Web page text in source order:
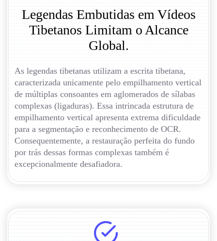
Legendas Embutidas em Vídeos
Tibetanos Limitam o Alcance
Global.
As legendas tibetanas utilizam a escrita tibetana,
caracterizada unicamente pelo empilhamento vertical
de múltiplas consoantes em aglomerados de sílabas
complexas (ligaduras). Essa intrincada estrutura de
empilhamento vertical apresenta extrema dificuldade
para a segmentação e reconhecimento de OCR.
Consequentemente, a restauração perfeita do fundo
por trás dessas formas complexas também é
excepcionalmente desafiadora.